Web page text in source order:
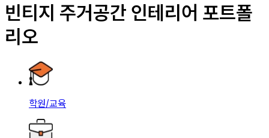
빈티지 주거공간 인테리어 포트폴
리오
학원/교육